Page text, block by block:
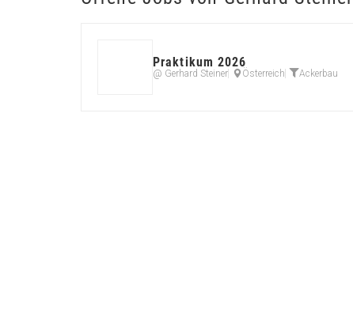
Praktikum 2026
@ Gerhard Steiner Österreich Ackerbau